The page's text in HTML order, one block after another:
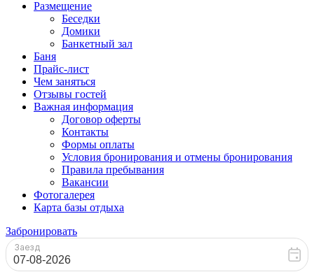
Размещение
Беседки
Домики
Банкетный зал
Баня
Прайс-лист
Чем заняться
Отзывы гостей
Важная информация
Договор оферты
Контакты
Формы оплаты
Условия бронирования и отмены бронирования
Правила пребывания
Вакансии
Фотогалерея
Карта базы отдыха
Забронировать